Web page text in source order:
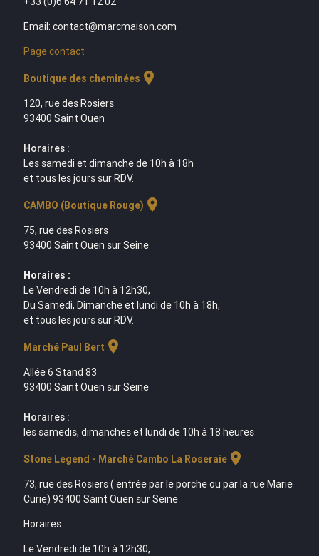
Email: contact@marcmaison.com
Page contact
Boutique des cheminées location_on
120, rue des Rosiers
93400 Saint Ouen
Horaires :
Les samedi et dimanche de 10h à 18h
et tous les jours sur RDV.
CAMBO (Boutique Rouge) location_on
75, rue des Rosiers
93400 Saint Ouen sur Seine
Horaires :
Le Vendredi de 10h à 12h30,
Du Samedi, Dimanche et lundi de 10h à 18h,
et tous les jours sur RDV.
Marché Paul Bert location_on
Allée 6 Stand 83
93400 Saint Ouen sur Seine
Horaires :
les samedis, dimanches et lundi de 10h à 18 heures
Stone Legend - Marché Cambo La Roseraielocation_on
73, rue des Rosiers ( entrée par le porche ou par la rue Marie
Curie) 93400 Saint Ouen sur Seine
Horaires :
Le Vendredi de 10h à 12h30,